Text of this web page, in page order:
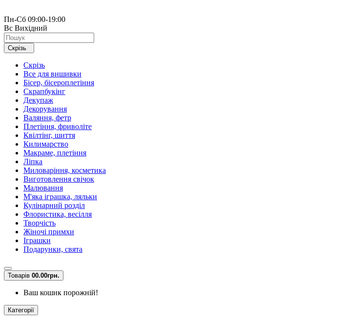
Пн-Сб 09:00-19:00
Вс Вихідний
Скрізь
Скрізь
Все для вишивки
Бісер, бісероплетіння
Скрапбукінг
Декупаж
Декорування
Валяння, фетр
Плетіння, фриволіте
Квілтінг, шиття
Килимарство
Макраме, плетіння
Ліпка
Миловаріння, косметика
Виготовлення свічок
Малювання
М'яка іграшка, ляльки
Кулінарний розділ
Флористика, весілля
Творчість
Жіночі примхи
Іграшки
Подарунки, свята
Товарів 00.00грн.
Ваш кошик порожній!
Категорії